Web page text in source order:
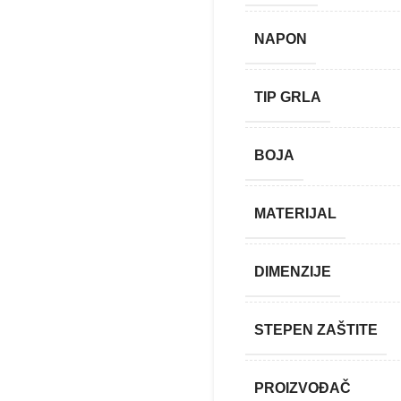
NAPON
TIP GRLA
BOJA
MATERIJAL
DIMENZIJE
STEPEN ZAŠTITE
PROIZVOĐAČ